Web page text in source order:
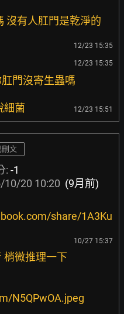
沒有人肛門是乾淨的
12/23 15:35
12/23 15:35
門沒寄生蟲嗎
細菌 12/23 15:51
刪文
: -1
10/20 10:20 (9月前)
share/1A3Ku
10/27 15:37
梢微推理一下
N5QPwOA.jpeg